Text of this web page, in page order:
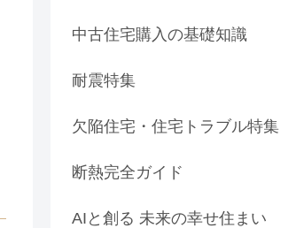
中古住宅購入の基礎知識
耐震特集
欠陥住宅・住宅トラブル特集
断熱完全ガイド
AIと創る 未来の幸せ住まい